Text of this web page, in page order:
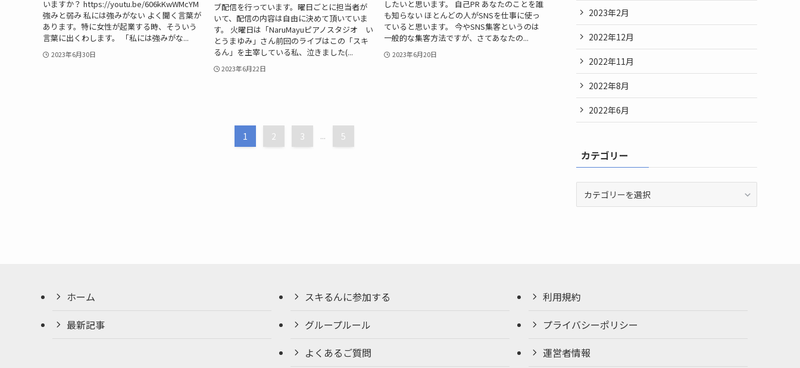
いますか？ https://youtu.be/606kKwWMcYM
強みと弱み 私には強みがない よく聞く言葉が
あります。特に女性が起業する時、そういう
言葉に出くわします。 「私には強みがな...
2023年6月30日
ブ配信を行っています。曜日ごとに担当者が
いて、配信の内容は自由に決めて頂いていま
す。 火曜日は「NaruMayuピアノスタジオ い
とうまゆみ」さん前回のライブはこの「スキ
るん」を主宰している私、泣きました(...
2023年6月22日
したいと思います。 自己PR あなたのことを誰
も知らない ほとんどの人がSNSを仕事に使っ
ていると思います。 今やSNS集客というのは
一般的な集客方法ですが、さてあなたの...
2023年6月20日
1 2 3 ... 5
2023年2月
2022年12月
2022年11月
2022年8月
2022年6月
カテゴリー
ホーム
最新記事
スキるんに参加する
グループルール
よくあるご質問
利用規約
プライバシーポリシー
運営者情報